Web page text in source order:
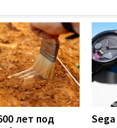
лет под